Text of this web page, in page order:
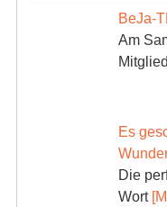
BeJa-
Am
Es
Die
Wort